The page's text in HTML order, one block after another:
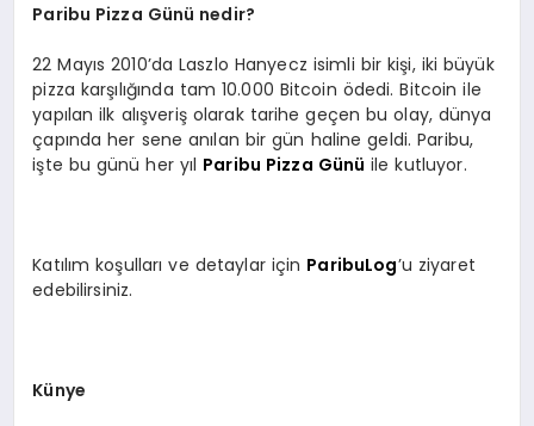
Paribu Pizza Günü nedir?
22 Mayıs 2010’da Laszlo Hanyecz isimli bir kişi, iki büyük
pizza karşılığında tam 10.000 Bitcoin ödedi. Bitcoin ile
yapılan ilk alışveriş olarak tarihe geçen bu olay, dünya
çapında her sene anılan bir gün haline geldi. Paribu,
işte bu günü her yıl Paribu Pizza Günü ile kutluyor.
Katılım koşulları ve detaylar için ParibuLog’u ziyaret
edebilirsiniz.
Künye